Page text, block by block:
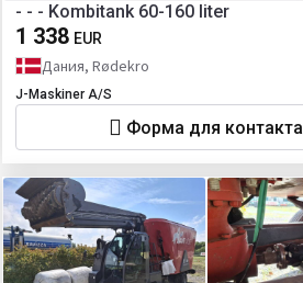
- - - Kombitank 60-160 liter
1 338 EUR
Дания, Rødekro
J-Maskiner A/S
Форма для контакта